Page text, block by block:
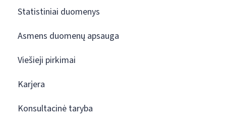
Statistiniai duomenys
Asmens duomenų apsauga
Viešieji pirkimai
Karjera
Konsultacinė taryba